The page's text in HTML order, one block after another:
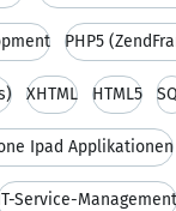
PHP5
XHTML HTML5
Ipad Applikationen
Service-Management